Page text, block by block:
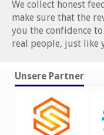
We collect honest
make sure that the
you the confidence
real people, just like
Unsere Partner